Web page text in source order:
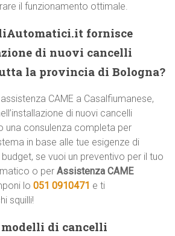
il funzionamento ottimale.
fornisce
di nuovi cancelli
la provincia di Bologna?
CAME a Casalfiumanese,
di nuovi cancelli
una consulenza completa per
in base alle tue esigenze di
se vuoi un preventivo per il tuo
o perAssistenza CAME
lo051 0910471 e ti
squilli!
modelli di cancelli